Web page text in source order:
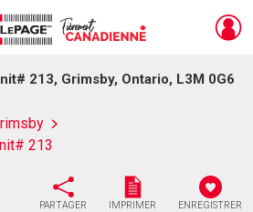
213, Grimsby, Ontario, L3M 0G6
213
PARTAGER IMPRIMER ENREGISTRER